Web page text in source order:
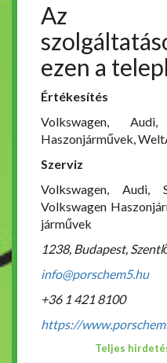
Az
ezen a
Értékesítés
Volkswagen,
Haszonjárművek,
Szerviz
Volkswagen, Audi,
Volkswagen
járművek
1238, Budapest,
info@porschem5.hu
+36 1 421 8100
https://
Teljes